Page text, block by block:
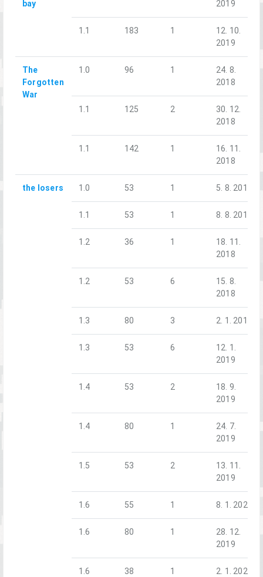
bay 2019
1.1 183 1
12. 10.
2019
The
Forgotten
War
1.0 96 1
24. 8.
2018
1.1 125 2
30. 12.
2018
1.1 142 1
16. 11.
2018
the losers 1.0 53 1 5. 8. 2018
1.1 53 1 8. 8. 2018
1.2 36 1
18. 11.
2018
1.2 53 6
15. 8.
2018
1.3 80 3 2. 1. 2019
1.3 53 6
12. 1.
2019
1.4 53 2
18. 9.
2019
1.4 80 1
24. 7.
2019
1.5 53 2
13. 11.
2019
1.6 55 1 8. 1. 2020
1.6 80 1
28. 12.
2019
1.6 38 1 2. 1. 2020